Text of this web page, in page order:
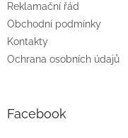
Reklamační řád
Obchodní podmínky
Kontakty
Ochrana osobních údajů
Facebook